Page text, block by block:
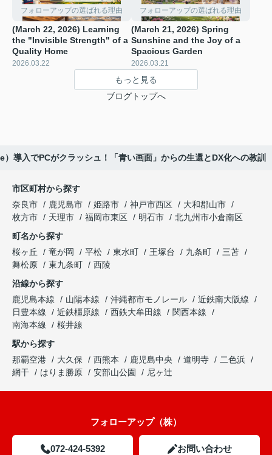
フォローアップの選ばれる理由
(March 22, 2026) Learning
the "Invisible Strength" of a
Quality Home
2026.03.22
フォローアップの選ばれる理由
(March 21, 2026) Spring
Sunshine and the Joy of a
Spacious Garden
2026.03.21
もっと見る
ブログトップへ
導入でPCがクラッシュ！「青い画面」からの生還とDX化への教訓
市区町村から探す
奈良市
鹿児島市 姫路市 神戸市西区
大和郡山市
枚方市
天理市 福岡市東区 明石市
北九州市小倉南区
町名から探す
桜ヶ丘
竜が岡 平松 東水町 王塚台 九条町
三苫
舞松原
東九条町
西陵
沿線から探す
鹿児島本線
山陽本線 沖縄都市モノレール
近鉄南大阪線
日豊本線
近鉄橿原線 西鉄大牟田線
関西本線
南海本線
桜井線
駅から探す
那覇空港
大久保 西熊本 鹿児島中央 道明寺
二色浜
網干
はりま勝原 安部山公園 尼ヶ辻
フォローアップ（株）
072-424-5392 お問い合わせ